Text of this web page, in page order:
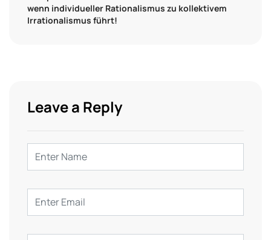
wenn individueller Rationalismus zu kollektivem
Irrationalismus führt!
Leave a Reply